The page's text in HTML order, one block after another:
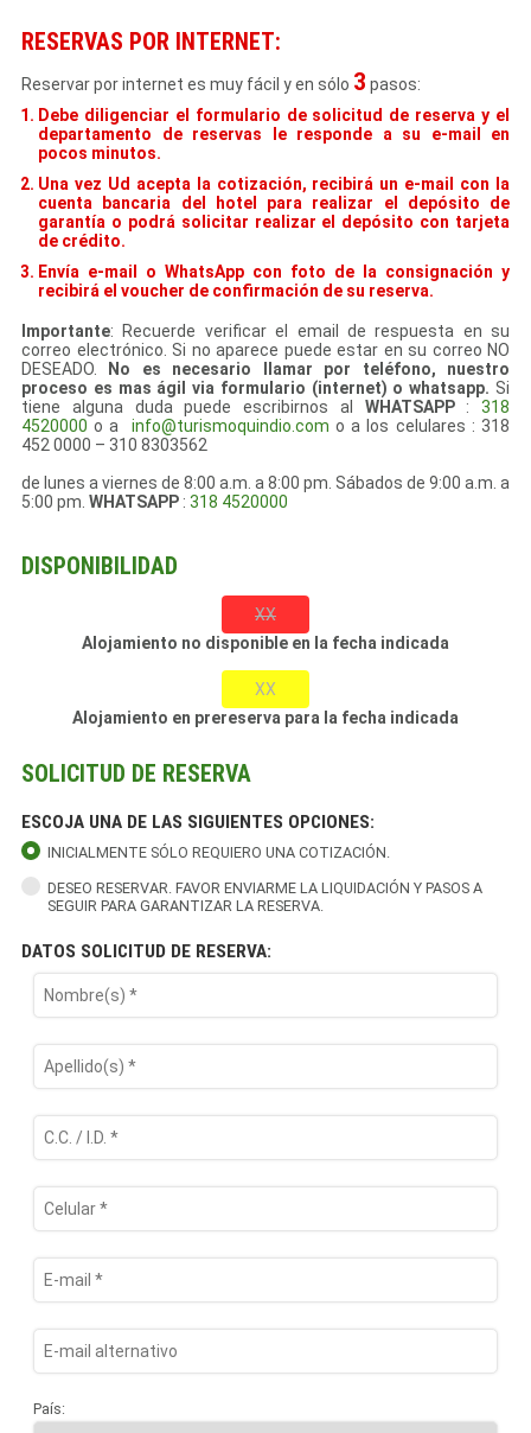
RESERVAS POR INTERNET:
Reservar por internet es muy fácil y en sólo 3 pasos:
Debe diligenciar el formulario de solicitud de reserva y el
departamento de reservas le responde a su e-mail en
pocos minutos.
Una vez Ud acepta la cotización, recibirá un e-mail con la
cuenta bancaria del hotel para realizar el depósito de
garantía o podrá solicitar realizar el depósito con tarjeta
de crédito.
Envía e-mail o WhatsApp con foto de la consignación y
recibirá el voucher de confirmación de su reserva.
Importante: Recuerde verificar el email de respuesta en su
correo electrónico. Si no aparece puede estar en su correo NO
DESEADO.
No es necesario llamar por teléfono, nuestro
proceso es mas ágil via formulario (internet) o whatsapp. Si
tiene alguna duda puede escribirnos al WHATSAPP: 318
4520000 o a info@turismoquindio.com o a los celulares : 318
452 0000 – 310 8303562
de lunes a viernes de 8:00 a.m. a 8:00 pm. Sábados de 9:00 a.m. a
5:00 pm. WHATSAPP : 318 4520000
DISPONIBILIDAD
XX
Alojamiento no disponible en la fecha indicada
XX
Alojamiento en prereserva para la fecha indicada
SOLICITUD DE RESERVA
ESCOJA UNA DE LAS SIGUIENTES OPCIONES:
INICIALMENTE SÓLO REQUIERO UNA COTIZACIÓN.
DESEO RESERVAR. FAVOR ENVIARME LA LIQUIDACIÓN Y PASOS A
SEGUIR PARA GARANTIZAR LA RESERVA.
DATOS SOLICITUD DE RESERVA:
País: